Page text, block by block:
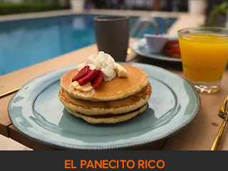
EL PANECITO RICO